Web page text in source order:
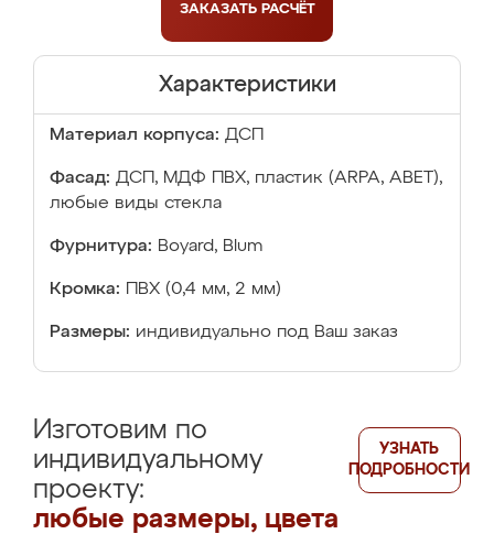
ЗАКАЗАТЬ РАСЧЁТ
Характеристики
Материал корпуса: ДСП
Фасад: ДСП, МДФ ПВХ, пластик (ARPA, ABET),
любые виды стекла
Фурнитура: Boyard, Blum
Кромка: ПВХ (0,4 мм, 2 мм)
Размеры: индивидуально под Ваш заказ
Изготовим по
индивидуальному
проекту:
любые размеры, цвета
УЗНАТЬ
ПОДРОБНОСТИ